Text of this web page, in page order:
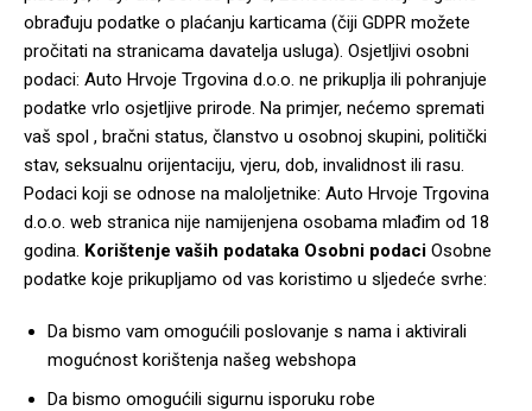
obrađuju podatke o plaćanju karticama (čiji GDPR možete
pročitati na stranicama davatelja usluga). Osjetljivi osobni
podaci: Auto Hrvoje Trgovina d.o.o. ne prikuplja ili pohranjuje
podatke vrlo osjetljive prirode. Na primjer, nećemo spremati
vaš spol , bračni status, članstvo u osobnoj skupini, politički
stav, seksualnu orijentaciju, vjeru, dob, invalidnost ili rasu.
Podaci koji se odnose na maloljetnike: Auto Hrvoje Trgovina
d.o.o. web stranica nije namijenjena osobama mlađim od 18
godina. Korištenje vaših podataka Osobni podaci Osobne
podatke koje prikupljamo od vas koristimo u sljedeće svrhe:
Da bismo vam omogućili poslovanje s nama i aktivirali
mogućnost korištenja našeg webshopa
Da bismo omogućili sigurnu isporuku robe